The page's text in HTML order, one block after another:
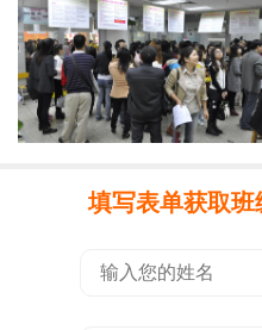
填写表单获取